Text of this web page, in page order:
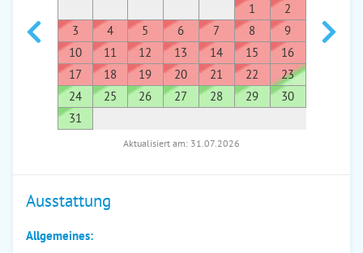
1
2
3
4 5 6 7 8
9
10
11 12 13 14 15
16
17
18 19 20 21 22
23
24
25 26 27 28 29
30
31
7
Aktualisiert am: 31.07.2026
Ausstattung
Allgemeines: